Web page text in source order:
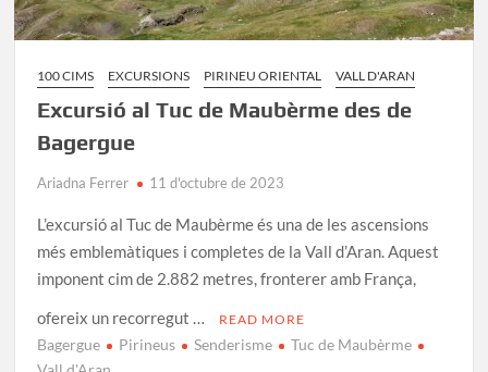
100 CIMS EXCURSIONS PIRINEU ORIENTAL VALL D'ARAN
Excursió al Tuc de Maubèrme des de
Bagergue
Ariadna Ferrer 11 d'octubre de 2023
L’excursió al Tuc de Maubèrme és una de les ascensions
més emblemàtiques i completes de la Vall d’Aran. Aquest
imponent cim de 2.882 metres, fronterer amb França,
ofereix un recorregut …
READ MORE
Bagergue Pirineus Senderisme
Tuc de Maubèrme